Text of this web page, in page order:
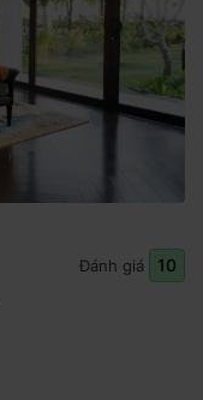
Đánh giá
10